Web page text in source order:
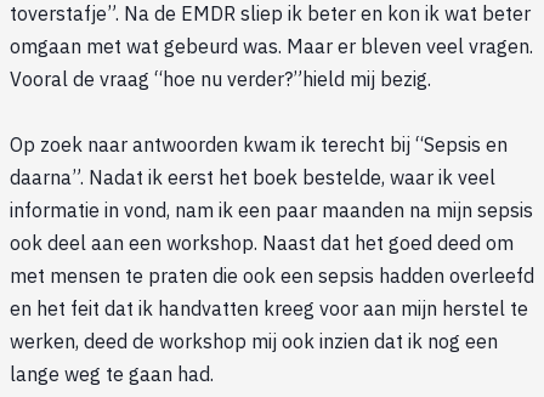
toverstafje”. Na de EMDR sliep ik beter en kon ik wat beter
omgaan met wat gebeurd was. Maar er bleven veel vragen.
Vooral de vraag “hoe nu verder?”hield mij bezig.
Op zoek naar antwoorden kwam ik terecht bij “Sepsis en
daarna”. Nadat ik eerst het boek bestelde, waar ik veel
informatie in vond, nam ik een paar maanden na mijn sepsis
ook deel aan een workshop. Naast dat het goed deed om
met mensen te praten die ook een sepsis hadden overleefd
en het feit dat ik handvatten kreeg voor aan mijn herstel te
werken, deed de workshop mij ook inzien dat ik nog een
lange weg te gaan had.